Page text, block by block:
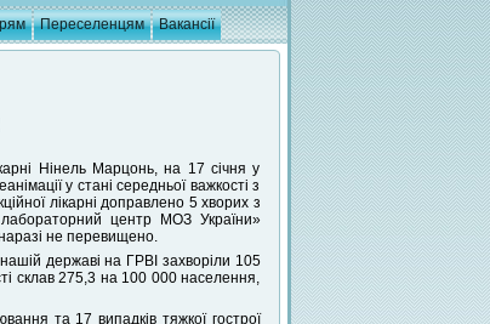
Переселенцям Вакансії
Нінель Марцонь, на 17 січня у
у стані середньої важкості з
лікарні доправлено 5 хворих з
центр МОЗ України»
не перевищено.
державі на ГРВІ захворіли 105
склав 275,3 на 100 000 населення,
та 17 випадків тяжкої гострої